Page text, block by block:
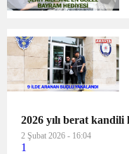
2026 yılı berat
2 Şubat 2026 - 16:04
1